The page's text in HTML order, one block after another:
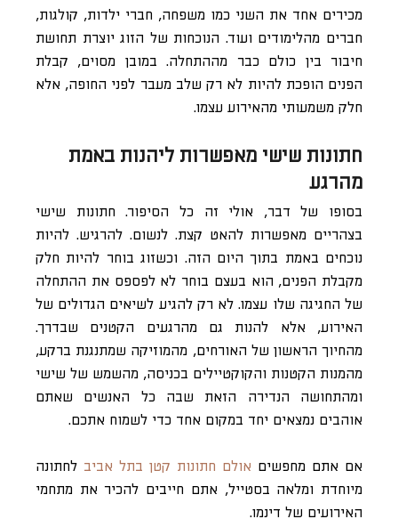
מכירים אחד את השני כמו משפחה, חברי ילדות, קולגות,
חברים מהלימודים ועוד. הנוכחות של הזוג יוצרת תחושת
חיבור בין כולם כבר מההתחלה. במובן מסוים, קבלת
הפנים הופכת להיות לא רק שלב מעבר לפני החופה, אלא
חלק משמעותי מהאירוע עצמו.
חתונות שישי מאפשרות ליהנות באמת
מהרגע
בסופו של דבר, אולי זה כל הסיפור. חתונות שישי
בצהריים מאפשרות להאט קצת. לנשום. להרגיש. להיות
נוכחים באמת בתוך היום הזה. וכשזוג בוחר להיות חלק
מקבלת הפנים, הוא בעצם בוחר לא לפספס את ההתחלה
של החגיגה שלו עצמו. לא רק להגיע לשיאים הגדולים של
האירוע, אלא להנות גם מהרגעים הקטנים שבדרך.
מהחיוך הראשון של האורחים, מהמוזיקה שמתנגנת ברקע,
מהמנות הקטנות והקוקטיילים בכניסה, מהשמש של שישי
ומהתחושה הנדירה הזאת שבה כל האנשים שאתם
אוהבים נמצאים יחד במקום אחד כדי לשמוח אתכם.
אם אתם מחפשים אולם חתונות קטן בתל אביב לחתונה
מיוחדת ומלאה בסטייל, אתם חייבים להכיר את מתחמי
האירועים של דינמו.